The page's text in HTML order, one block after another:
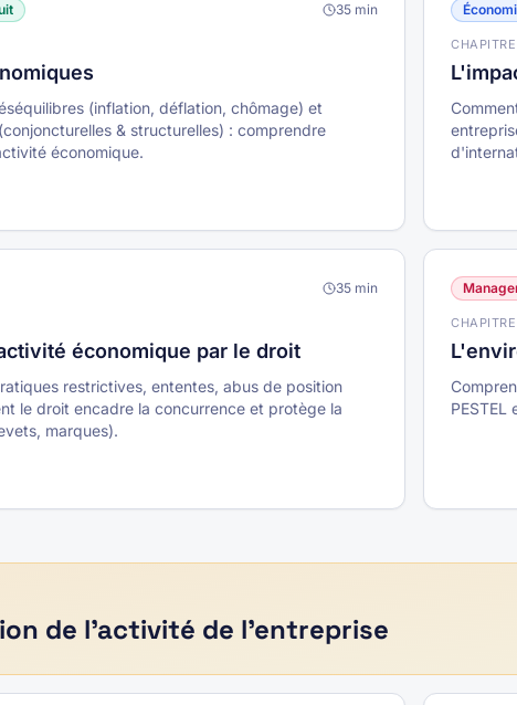
35 min
(inflation, déflation, chômage) et
& structurelles) : comprendre
économique.
CHAPITRE
35 min
économique par le droit
restrictives, ententes, abus de position
le droit encadre la concurrence et protège la
marques).
CHAPITRE
de l'activité de l'entreprise